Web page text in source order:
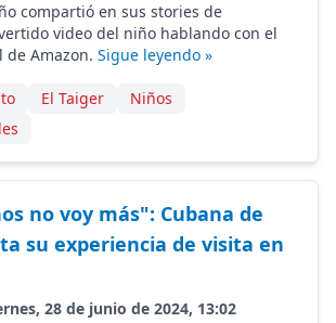
compartió en sus stories de
video del niño hablando con el
Amazon. Sigue leyendo »
El Taiger
Niños
no voy más": Cubana de
su experiencia de visita en
28 de junio de 2024, 13:02